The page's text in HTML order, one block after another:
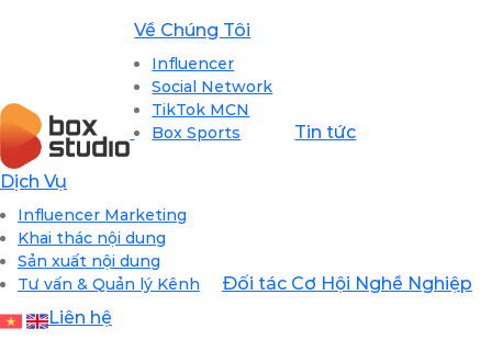
Về Chúng Tôi
Influencer
Social Network
TikTok MCN
Box Sports
Tin tức
Dịch Vụ
Influencer Marketing
Khai thác nội dung
Sản xuất nội dung
Tư vấn & Quản lý Kênh
Đối tác Cơ Hội Nghề Nghiệp
Liên hệ